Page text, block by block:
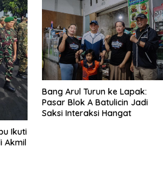
Ikuti
Akmil
Bang Arul Turun ke Lapak:
Pasar Blok A Batulicin Jadi
Saksi Interaksi Hangat